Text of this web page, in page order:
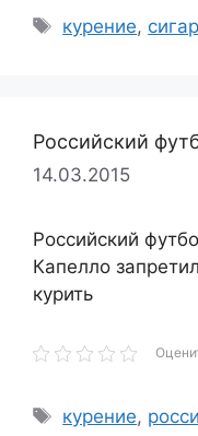
Метки
курение,
Российский
14.03.2015
Российский
Капелло
курить
Метки
курение,